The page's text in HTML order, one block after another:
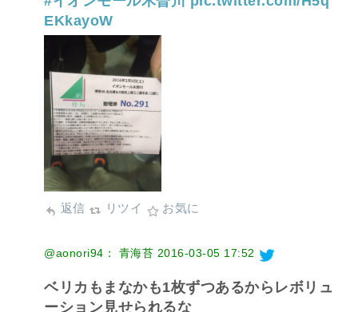
EKkayoW
返信 リツイ お気に
@aonori94： 青海苔 2016-03-05 17:52
ベリカもまなかも1枚ずつあるからレボリュ
ーション見せられるな